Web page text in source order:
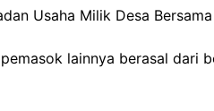
Usaha Milik Desa
lainnya berasal dari